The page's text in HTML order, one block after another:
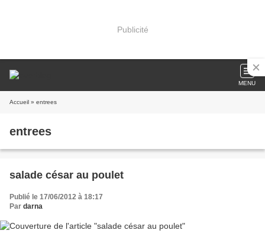
Publicité
MENU
Accueil » entrees
entrees
salade césar au poulet
Publié le 17/06/2012 à 18:17
Par darna